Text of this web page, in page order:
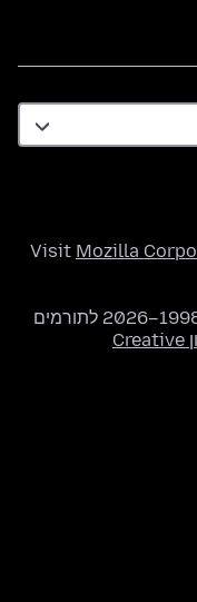
Visit Mozilla
הזכויות של חלקים מתוכן זה שמורות ©1998–2026 לתורמים
רישיון Creative